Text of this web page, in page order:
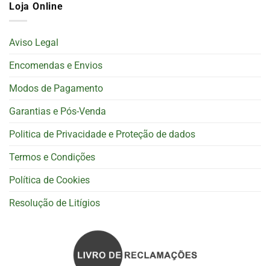
Loja Online
Aviso Legal
Encomendas e Envios
Modos de Pagamento
Garantias e Pós-Venda
Politica de Privacidade e Proteção de dados
Termos e Condições
Política de Cookies
Resolução de Litígios